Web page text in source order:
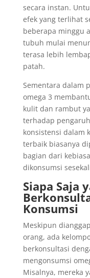
secara instan.
efek yang terlihat
beberapa minggu
tubuh mulai
terasa lebih
patah.
Sementara dalam
omega 3
kulit dan rambut
terhadap
konsistensi dalam
terbaik biasanya
bagian dari
dikonsumsi
Siapa Saja
Konsumsi
Meskipun
orang, ada
berkonsultasi
mengonsumsi
Misalnya, mereka